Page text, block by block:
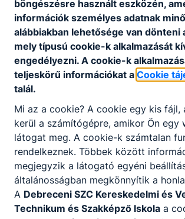
Érettségi után is
várunk
Felnőttként is
tanulhatsz nálunk
böngészésre használt eszközén,
információk személyes adatnak
alábbiakban lehetősége van dönteni
mely típusú cookie-k alkalmazását
engedélyezni. A cookie-k
teljeskörű információkat a Cookie
talál.
Mi az a cookie? A cookie egy kis fájl,
kerül a számítógépre, amikor Ön egy
látogat meg. A cookie-k számtalan
rendelkeznek. Többek között
megjegyzik a látogató egyéni
általánosságban megkönnyítik a
A Debreceni SZC Kereskedelmi és
Technikum és Szakképző Iskola a